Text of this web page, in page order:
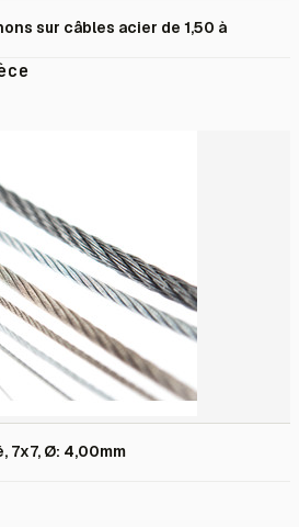
sur câbles acier de 1,50 à
7x7, Ø: 4,00mm